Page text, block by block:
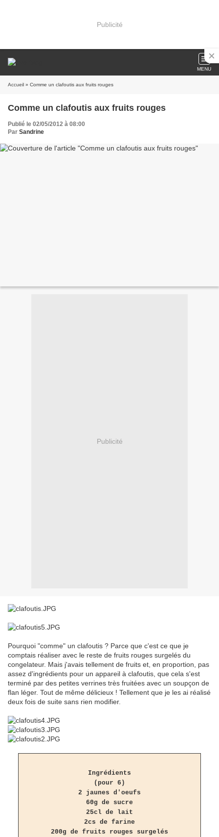
Publicité
MENU
Accueil » Comme un clafoutis aux fruits rouges
Comme un clafoutis aux fruits rouges
Publié le 02/05/2012 à 08:00
Par Sandrine
Publicité
Pourquoi "comme" un clafoutis ? Parce que c'est ce que je
comptais réaliser avec le reste de fruits rouges surgelés du
congelateur. Mais j'avais tellement de fruits et, en proportion, pas
assez d'ingrédients pour un appareil à clafoutis, que cela s'est
terminé par des petites verrines très fruitées avec un soupçon de
flan léger. Tout de même délicieux ! Tellement que je les ai réalisé
deux fois de suite sans rien modifier.
Ingrédients
(pour 6)
2 jaunes d'oeufs
60g de sucre
25cl de lait
2cs de farine
200g de fruits rouges surgelés